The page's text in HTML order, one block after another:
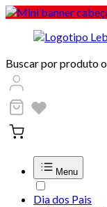
Buscar por produto
Menu
Dia dos Pais